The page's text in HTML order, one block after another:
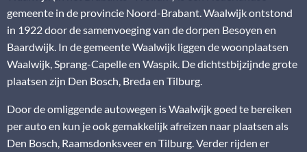
gemeente in de provincie Noord-Brabant. Waalwijk ontstond
in 1922 door de samenvoeging van de dorpen Besoyen en
Baardwijk. In de gemeente Waalwijk liggen de woonplaatsen
Waalwijk, Sprang-Capelle en Waspik. De dichtstbijzijnde grote
plaatsen zijn Den Bosch, Breda en Tilburg.
Door de omliggende autowegen is Waalwijk goed te bereiken
per auto en kun je ook gemakkelijk afreizen naar plaatsen als
Den Bosch, Raamsdonksveer en Tilburg. Verder rijden er